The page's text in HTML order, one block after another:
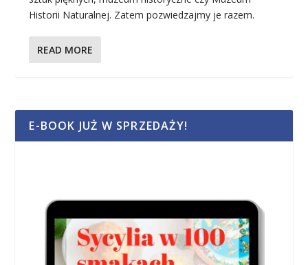
Historii Naturalnej. Zatem pozwiedzajmy je razem.
READ MORE
E-BOOK JUŻ W SPRZEDAŻY!